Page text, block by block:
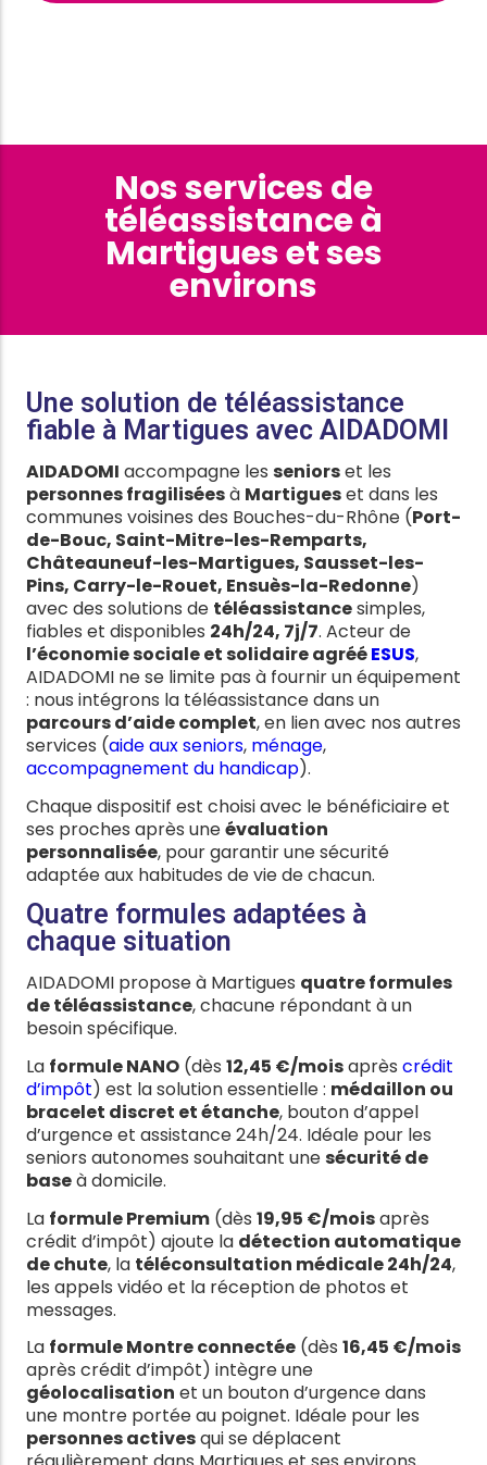
Nos services de
téléassistance à
Martigues et ses
environs
Une solution de téléassistance
fiable à Martigues avec AIDADOMI
AIDADOMI accompagne les seniorset les
personnes fragiliséesà Martigueset dans les
communes voisines des Bouches-du-Rhône (Port-
de-Bouc, Saint-Mitre-les-Remparts,
Châteauneuf-les-Martigues, Sausset-les-
Pins, Carry-le-Rouet, Ensuès-la-Redonne)
avec des solutions de téléassistancesimples,
fiables et disponibles 24h/24, 7j/7. Acteur de
l’économie sociale et solidaire agrééESUS,
AIDADOMI ne se limite pas à fournir un équipement
: nous intégrons la téléassistance dans un
parcours d’aide complet, en lien avec nos autres
services (aide aux seniors, ménage,
accompagnement du handicap).
Chaque dispositif est choisi avec le bénéficiaire et
ses proches après uneévaluation
personnalisée, pour garantir une sécurité
adaptée aux habitudes de vie de chacun.
Quatre formules adaptées à
chaque situation
AIDADOMI propose à Martigues quatre formules
de téléassistance, chacune répondant à un
besoin spécifique.
La formule NANO (dès 12,45 €/moisaprès crédit
d’impôt) est la solution essentielle : médaillon ou
bracelet discret et étanche, bouton d’appel
d’urgence et assistance 24h/24. Idéale pour les
seniors autonomes souhaitant unesécurité de
baseà domicile.
La formule Premium (dès 19,95 €/moisaprès
crédit d’impôt) ajoute la détection automatique
de chute, la téléconsultation médicale 24h/24,
les appels vidéo et la réception de photos et
messages.
La formule Montre connectée (dès 16,45 €/mois
après crédit d’impôt) intègre une
géolocalisation et un bouton d’urgence dans
une montre portée au poignet. Idéale pour les
personnes activesqui se déplacent